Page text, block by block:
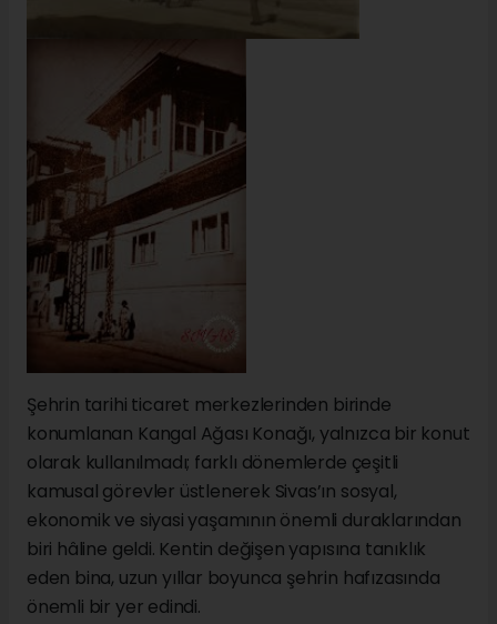
Şehrin tarihi ticaret merkezlerinden birinde
konumlanan Kangal Ağası Konağı, yalnızca bir konut
olarak kullanılmadı; farklı dönemlerde çeşitli
kamusal görevler üstlenerek Sivas’ın sosyal,
ekonomik ve siyasi yaşamının önemli duraklarından
biri hâline geldi. Kentin değişen yapısına tanıklık
eden bina, uzun yıllar boyunca şehrin hafızasında
önemli bir yer edindi.